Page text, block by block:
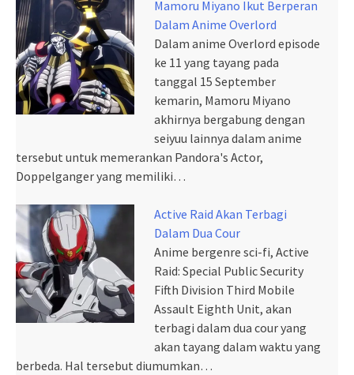
Mamoru Miyano Ikut Berperan
Dalam Anime Overlord
Dalam anime Overlord episode
ke 11 yang tayang pada
tanggal 15 September
kemarin, Mamoru Miyano
akhirnya bergabung dengan
seiyuu lainnya dalam anime
tersebut untuk memerankan Pandora's Actor,
Doppelganger yang memiliki…
Active Raid Akan Terbagi
Dalam Dua Cour
Anime bergenre sci-fi, Active
Raid: Special Public Security
Fifth Division Third Mobile
Assault Eighth Unit, akan
terbagi dalam dua cour yang
akan tayang dalam waktu yang
berbeda. Hal tersebut diumumkan…